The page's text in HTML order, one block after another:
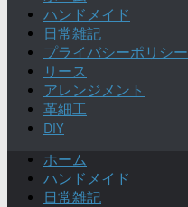
ハンドメイド
日常雑記
プライバシーポリシー
リース
アレンジメント
革細工
DIY
ホーム
ハンドメイド
日常雑記